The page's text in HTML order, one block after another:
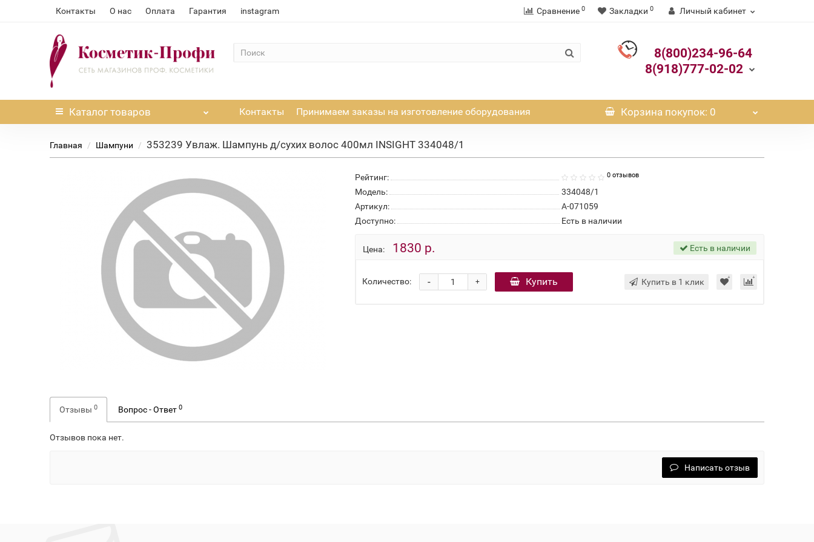
Контакты О нас Оплата Гарантия instagram Сравнение 0 Закладки 0 Личный кабинет
8(800)234-96-64
8(918)777-02-02
Каталог товаров Контакты Принимаем заказы на изготовление оборудования Корзина покупок: 0
Главная Шампуни 353239 Увлаж. Шампунь д/сухих волос 400мл INSIGHT 334048/1
Рейтинг: 0 отзывов
Модель:
334048/1
Артикул:
А-071059
Доступно:
Есть в наличии
Цена: 1830 р. Есть в наличии
Количество: +
- Купить Купить в 1 клик
Отзывы0 Вопрос - Ответ0
Отзывов пока нет.
Написать отзыв